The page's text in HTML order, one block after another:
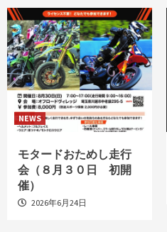
NEWS
モタードおためし走行
会（８月３０日 初開
催）
2026年6月24日